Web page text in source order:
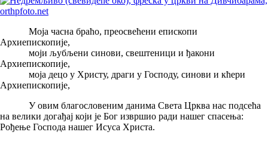
Моја часна браћо, преосвећени епископи
Архиепископије,
моји љубљени синови, свештеници и ђакони
Архиепископије,
моја децо у Христу, драги у Господу, синови и кћери
Архиепископије,
У овим благословеним данима Света Црква нас подсећа
на велики догађај који је Бог извршио ради нашег спасења:
Рођење Господа нашег Исуса Христа.